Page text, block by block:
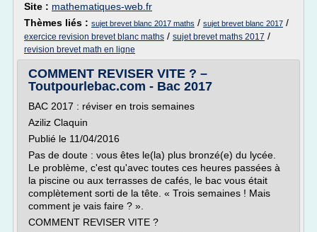
Site : mathematiques-web.fr
Thèmes liés : sujet brevet blanc 2017 maths / sujet brevet blanc 2017 /
exercice revision brevet blanc maths / sujet brevet maths 2017 /
revision brevet math en ligne
COMMENT REVISER VITE ? –
Toutpourlebac.com - Bac 2017
BAC 2017 : réviser en trois semaines
Aziliz Claquin
Publié le 11/04/2016
Pas de doute : vous êtes le(la) plus bronzé(e) du lycée.
Le problème, c'est qu'avec toutes ces heures passées à
la piscine ou aux terrasses de cafés, le bac vous était
complètement sorti de la tête. « Trois semaines ! Mais
comment je vais faire ? ».
COMMENT REVISER VITE ?